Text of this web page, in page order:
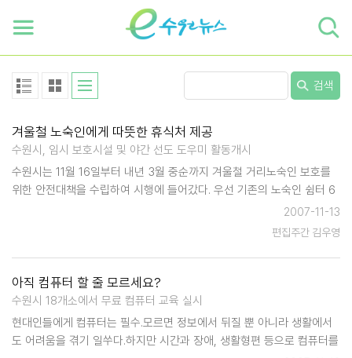
검색
겨울철 노숙인에게 따뜻한 휴식처 제공
수원시, 임시 보호시설 및 야간 선도 도우미 활동개시
수원시는 11월 16일부터 내년 3월 중순까지 겨울철 거리노숙인 보호를
위한 안전대책을 수립하여 시행에 들어갔다. 우선 기존의 노숙인 쉼터 6
개소에 수원역, 팔달산 주변 등에 있는 거리 노숙인들의 입소를 유도하는
한편, 팔달구 고등동 229-1 소재 '희망 찾기 드롭인센터' 내에 동절기 임
2007-11-13
편집주간 김우영
아직 컴퓨터 할 줄 모르세요?
수원시 18개소에서 무료 컴퓨터 교육 실시
현대인들에게 컴퓨터는 필수.모르면 정보에서 뒤질 뿐 아니라 생활에서
도 어려움을 겪기 일쑤다.하지만 시간과 장애, 생활형편 등으로 컴퓨터를